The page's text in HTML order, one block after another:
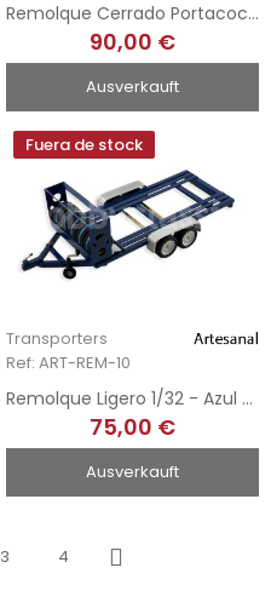
Remolque Cerrado Portacoches 1/32 - Plata
90,00 €
Ausverkauft
Fuera de stock
Transporters
Ref: ART-REM-10
Remolque Ligero 1/32 - Azul Oscuro
75,00 €
Ausverkauft
3 4
Weiter